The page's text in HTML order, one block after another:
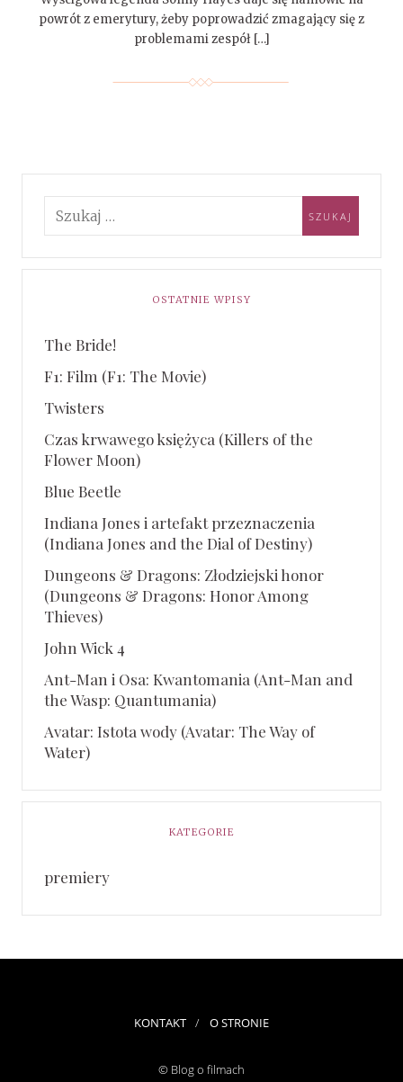
powrót z emerytury, żeby poprowadzić zmagający się z
problemami zespół […]
OSTATNIE WPISY
The Bride!
F1: Film (F1: The Movie)
Twisters
Czas krwawego księżyca (Killers of the
Flower Moon)
Blue Beetle
Indiana Jones i artefakt przeznaczenia
(Indiana Jones and the Dial of Destiny)
Dungeons & Dragons: Złodziejski honor
(Dungeons & Dragons: Honor Among
Thieves)
John Wick 4
Ant-Man i Osa: Kwantomania (Ant-Man and
the Wasp: Quantumania)
Avatar: Istota wody (Avatar: The Way of
Water)
KATEGORIE
premiery
KONTAKT O STRONIE
© Blog o filmach